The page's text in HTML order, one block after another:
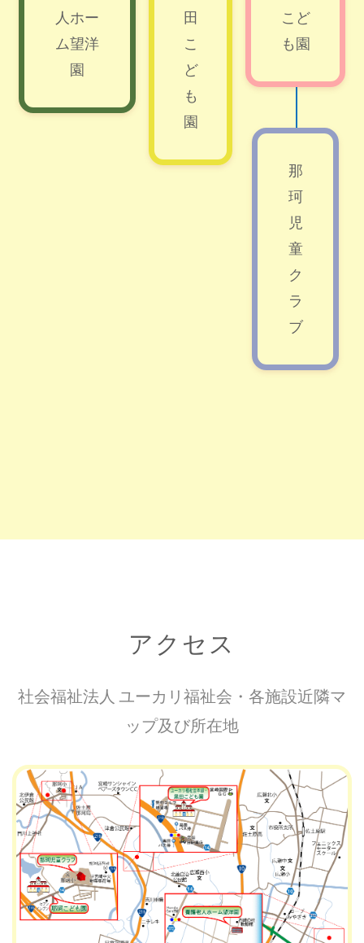
人ホー
ム望洋
園
田
こ
ど
も
園
こど
も園
那
珂
児
童
ク
ラ
ブ
アクセス
社会福祉法人 ユーカリ福祉会・各施設近隣マ
ップ及び所在地